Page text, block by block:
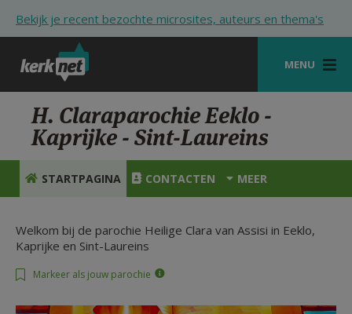
Bekijk je recent bezochte microsites, auteurs en thema's
MENU
STARTPAGINA
KERK
VIERINGEN
ZOEKEN
HULP
STARTPAGINA PORTAAL
H. Claraparochie Eeklo -
Kaprijke - Sint-Laureins
STARTPAGINA CONTACTEN MEER
Welkom bij de parochie Heilige Clara van Assisi in Eeklo,
Kaprijke en Sint-Laureins
Markeer als jouw parochie